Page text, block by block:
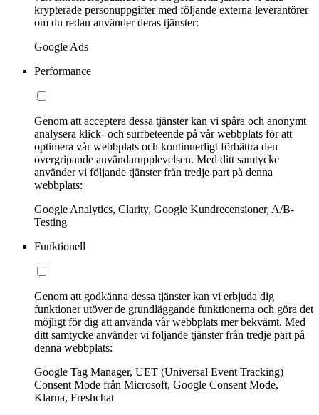
krypterade personuppgifter med följande externa leverantörer
om du redan använder deras tjänster:
Google Ads
Performance
Genom att acceptera dessa tjänster kan vi spåra och anonymt
analysera klick- och surfbeteende på vår webbplats för att
optimera vår webbplats och kontinuerligt förbättra den
övergripande användarupplevelsen. Med ditt samtycke
använder vi följande tjänster från tredje part på denna
webbplats:
Google Analytics, Clarity, Google Kundrecensioner, A/B-
Testing
Funktionell
Genom att godkänna dessa tjänster kan vi erbjuda dig
funktioner utöver de grundläggande funktionerna och göra det
möjligt för dig att använda vår webbplats mer bekvämt. Med
ditt samtycke använder vi följande tjänster från tredje part på
denna webbplats:
Google Tag Manager, UET (Universal Event Tracking)
Consent Mode från Microsoft, Google Consent Mode,
Klarna, Freshchat